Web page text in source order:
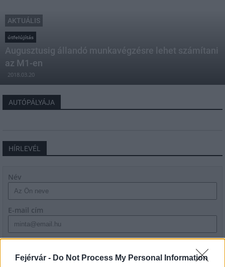
Fejérvár - Do Not Process My Personal Information
AKTUÁLIS
útfelújítás
Augusztusig állandó munkavégzésre lehet számítani
az M1-en
2018.03.20
AUTÓPÁLYÁJA
HÍRLEVÉL
Név
E-mail cím
szabályzatot!